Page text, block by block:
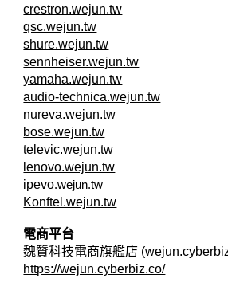
crestron.wejun.tw
qsc.wejun.tw
shure.wejun.tw
sennheiser.wejun.tw
yamaha.wejun.tw
audio-technica.wejun.tw
nureva.wejun.tw
bose.wejun.tw
televic.wejun.tw
lenovo.wejun.tw
ipevo.wejun.tw
Konftel.wejun.tw
電商平台
魏贊科技電商旗艦店
https://wejun.cyberbiz.co/